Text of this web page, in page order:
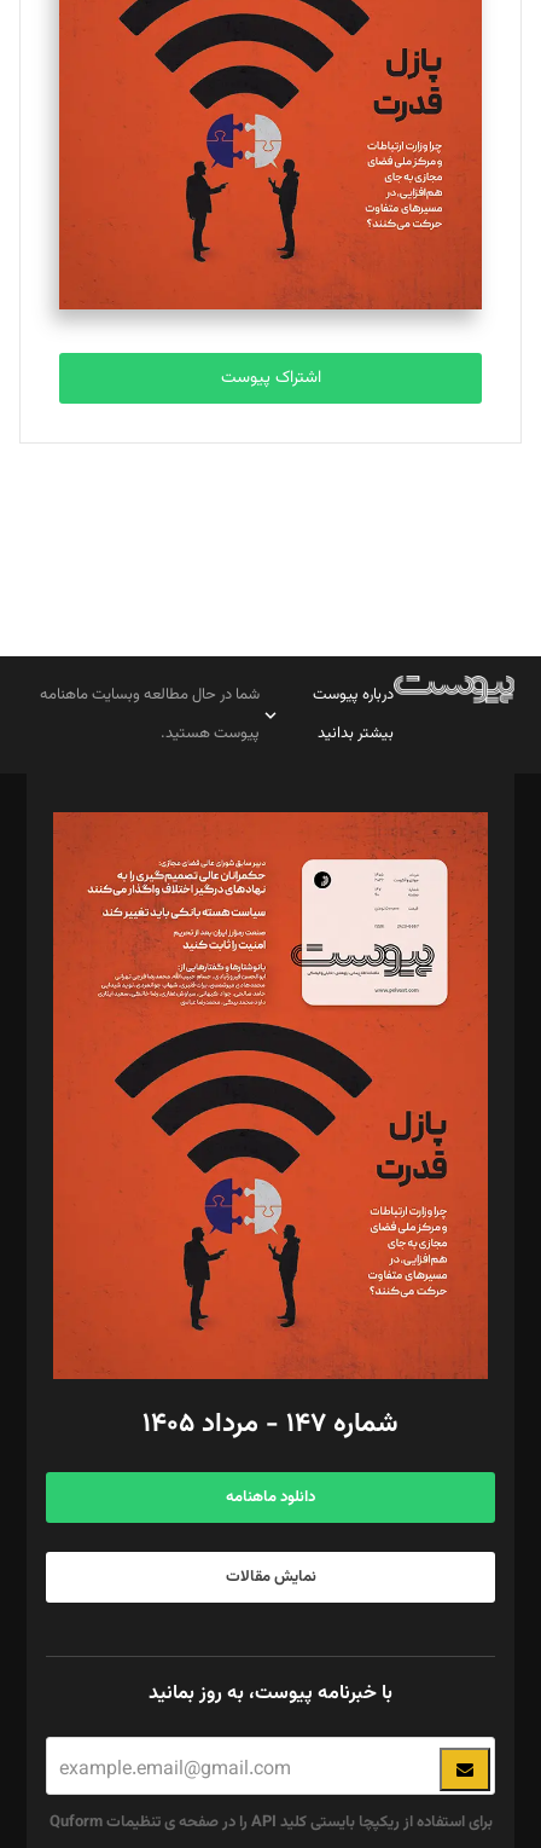
یسنا امان‌پور
تحریریه
ملینا جعفری
تحریریه
مصطفی مسجدی آرانی
تحریریه
بابک نقاش
تحریریه
اشتراک پیوست
درباره پیوست
بیشتر بدانید
شما در حال مطالعه وبسایت ماهنامه
پیوست هستید.
مدیر مسئول: محمدباقر اثنی‌عشری
سردبیر: مهرک محمودی
دبیر تحریریه: میثم قاسمی
د‌بیر ناداستان: سمانه سمیع
د‌بیر خدمت و تجارت: ابوالفضل رجبی
د‌بیر حقوق فناوری: حسام‌الدین ایپکچی
د‌بیر پیوست جهان: مینا پاکدل
د‌بیر تحریریه آنلاین: بابک نقاش
تحریریه‌: مجتبی محمود‌ی، آرش برهمند، یسنا امان‌پور، سروش کرمیان،
مصطفی مسجدی آرانی، ابوالفضل رجبی، زهرا فکرانه، فائزه فتحی
رستمی،مصطفی باستان
ویرایش: نگار استاد‌‌آقا
طراح یونیفرم: مجید توکلی
فیلمبرداری و عکاسی: امیر شفیعی، مانی لطفی زاده
گرافیک و صفحه‌آرایی: سید‌سبحان‌علی ثابت
مد‌یر توسعه تجاری: کامبیز برید‌
امور مالی: شاپور رهبری، محمد‌ کاظمی‌نیا
آگهی و مشترکین: ۰۹۱۹۹۹۹۰۴۵۴
شماره ۱۴۷ - مرداد ۱۴۰۵
دانلود ماهنامه
نمایش مقالات
با خبرنامه پیوست، به روز بمانید
برای استفاده از ریکپچا بایستی کلید API را در صفحه ی تنظیمات Quform